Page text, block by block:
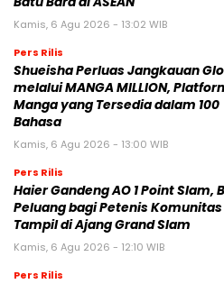
Kamis, 6 Agu 2026 - 13:02 WIB
Pers Rilis
Shueisha Perluas Jangkauan
melalui MANGA MILLION,
Manga yang Tersedia dalam 100
Bahasa
Kamis, 6 Agu 2026 - 13:00 WIB
Pers Rilis
Haier Gandeng AO 1 Point Slam,
Peluang bagi Petenis Komunitas
Tampil di Ajang Grand Slam
Kamis, 6 Agu 2026 - 12:10 WIB
Pers Rilis